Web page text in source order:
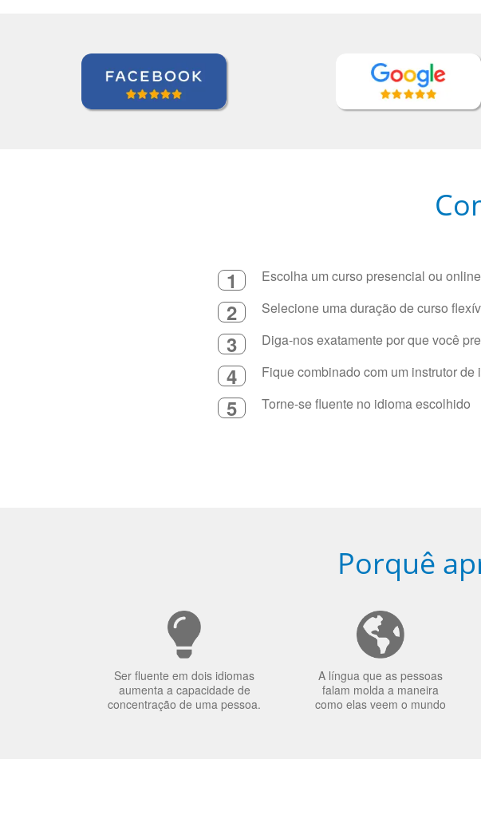
1 Escolha um curso presencial ou online
2 Selecione uma duração de curso
3 Diga-nos exatamente por que você
4 Fique combinado com um instrutor
5 Torne-se fluente no idioma escolhido
Porquê
Ser fluente em dois idiomas
aumenta a capacidade de
concentração de uma pessoa.
A língua que as pessoas
falam molda a maneira
como elas veem o mundo